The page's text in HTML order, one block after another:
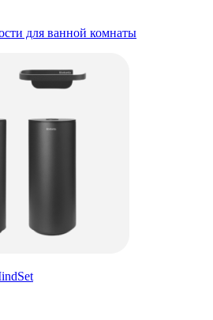
для ванной комнаты